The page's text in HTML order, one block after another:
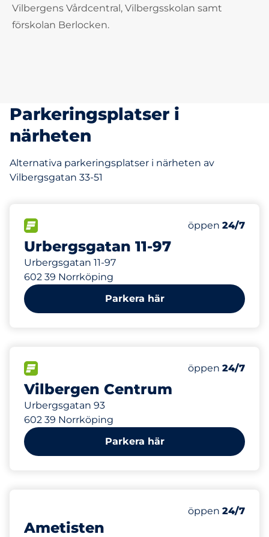
Vilbergens Vårdcentral, Vilbergsskolan samt
förskolan Berlocken.
Parkeringsplatser i
närheten
Alternativa parkeringsplatser i närheten av
Vilbergsgatan 33-51
Urbergsgatan 11-97
Urbergsgatan 11-97
602 39 Norrköping
Antal
Totalt antal
öppen 24/7
153 m
Parkera här
Vilbergen Centrum
Urbergsgatan 93
602 39 Norrköping
Antal
Totalt antal
öppen 24/7
321 m
Parkera här
Ametisten
Antal
Totalt antal
öppen 24/7